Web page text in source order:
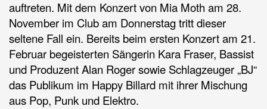
auftreten. Mit dem Konzert von Mia Moth am 28.
November im Club am Donnerstag tritt dieser
seltene Fall ein. Bereits beim ersten Konzert am 21.
Februar begeisterten Sängerin Kara Fraser, Bassist
und Produzent Alan Roger sowie Schlagzeuger „BJ“
das Publikum im Happy Billard mit ihrer Mischung
aus Pop, Punk und Elektro.